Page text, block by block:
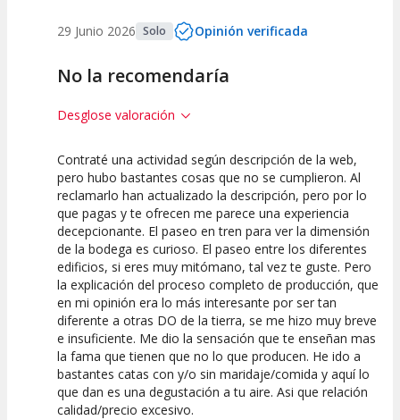
29 Junio 2026 Solo Opinión verificada
No la recomendaría
Desglose valoración
2.5
Calidad de la
Actividad
2.5
Atención del
Personal /
Guia
Contraté una actividad según descripción de la web,
pero hubo bastantes cosas que no se cumplieron. Al
reclamarlo han actualizado la descripción, pero por lo
que pagas y te ofrecen me parece una experiencia
decepcionante. El paseo en tren para ver la dimensión
de la bodega es curioso. El paseo entre los diferentes
edificios, si eres muy mitómano, tal vez te guste. Pero
la explicación del proceso completo de producción, que
en mi opinión era lo más interesante por ser tan
diferente a otras DO de la tierra, se me hizo muy breve
e insuficiente. Me dio la sensación que te enseñan mas
la fama que tienen que no lo que producen. He ido a
bastantes catas con y/o sin maridaje/comida y aquí lo
que dan es una degustación a tu aire. Asi que relación
calidad/precio excesivo.